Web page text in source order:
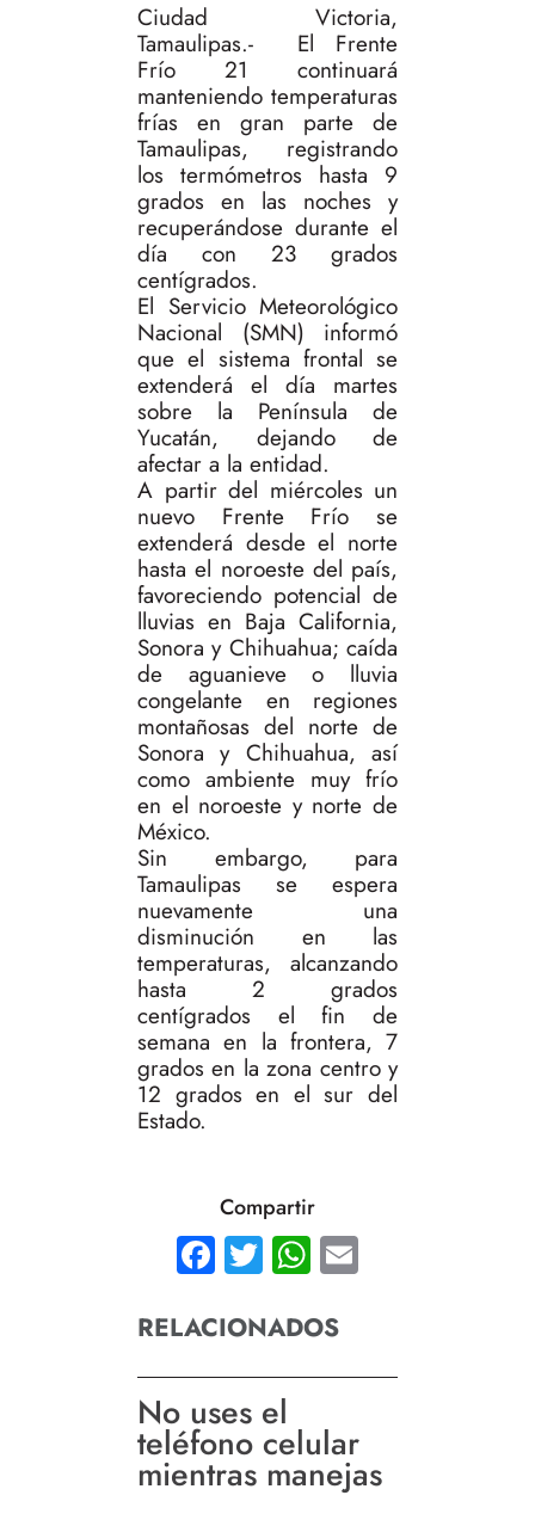
Ciudad Victoria,
Tamaulipas.- El Frente
Frío 21 continuará
manteniendo temperaturas
frías en gran parte de
Tamaulipas, registrando
los termómetros hasta 9
grados en las noches y
recuperándose durante el
día con 23 grados
centígrados.
El Servicio Meteorológico
Nacional (SMN) informó
que el sistema frontal se
extenderá el día martes
sobre la Península de
Yucatán, dejando de
afectar a la entidad.
A partir del miércoles un
nuevo Frente Frío se
extenderá desde el norte
hasta el noroeste del país,
favoreciendo potencial de
lluvias en Baja California,
Sonora y Chihuahua; caída
de aguanieve o lluvia
congelante en regiones
montañosas del norte de
Sonora y Chihuahua, así
como ambiente muy frío
en el noroeste y norte de
México.
Sin embargo, para
Tamaulipas se espera
nuevamente una
disminución en las
temperaturas, alcanzando
hasta 2 grados
centígrados el fin de
semana en la frontera, 7
grados en la zona centro y
12 grados en el sur del
Estado.
Compartir
Facebook
TwitterWhatsApp
RELACIONADOS
No uses el
teléfono celular
mientras manejas